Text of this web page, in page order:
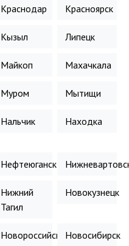
Краснодар Красноярск
Кызыл Липецк
Майкоп Махачкала
Муром Мытищи
Нальчик Находка
Нефтеюганск
Нижний
Тагил
Новокузнецк
Новороссийск Новосибирск